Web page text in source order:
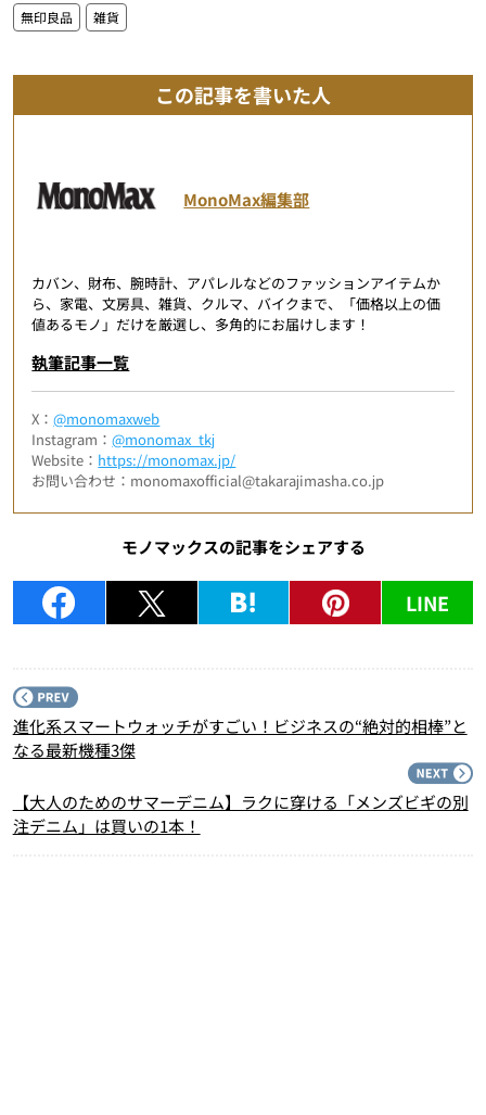
無印良品 雑貨
この記事を書いた人
MonoMax編集部
カバン、財布、腕時計、アパレルなどのファッションアイテムか
ら、家電、文房具、雑貨、クルマ、バイクまで、「価格以上の価
値あるモノ」だけを厳選し、多角的にお届けします！
執筆記事一覧
X：@monomaxweb
Instagram：@monomax_tkj
Website： https://monomax.jp/
お問い合わせ：monomaxofficial@takarajimasha.co.jp
モノマックスの記事をシェアする
LINE
進化系スマートウォッチがすごい！ビジネスの“絶対的相棒”と
なる最新機種3傑
【大人のためのサマーデニム】ラクに穿ける「メンズビギの別
注デニム」は買いの1本！